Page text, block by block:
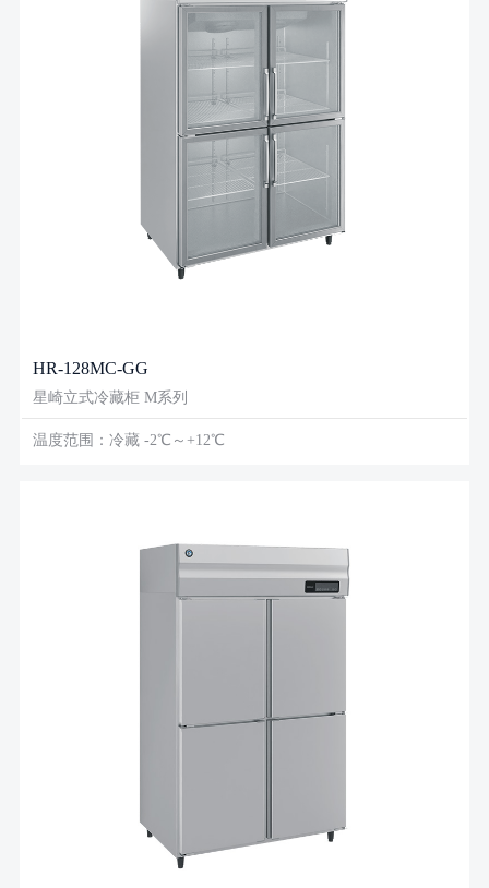
HR-128MC-GG
星崎立式冷藏柜 M系列
温度范围：冷藏 -2℃～+12℃